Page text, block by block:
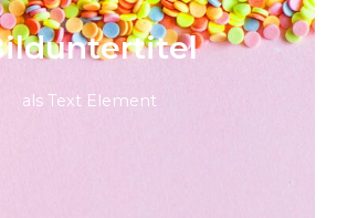
als Text Element